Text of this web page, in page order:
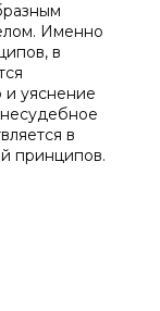
Именно
в
и уяснение
в
принципов.